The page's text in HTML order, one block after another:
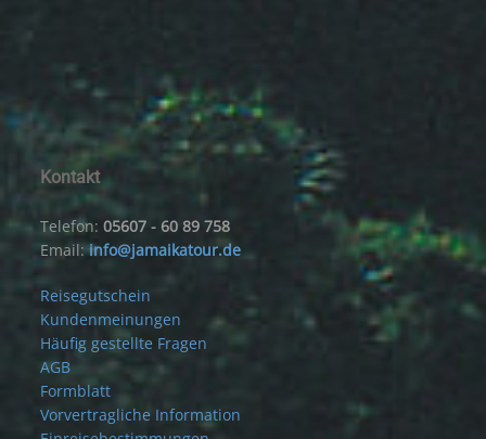
Kontakt
Telefon:05607 - 60 89 758
Email:info@jamaikatour.de
Reisegutschein
Kundenmeinungen
Häufig gestellte Fragen
AGB
Formblatt
Vorvertragliche Information